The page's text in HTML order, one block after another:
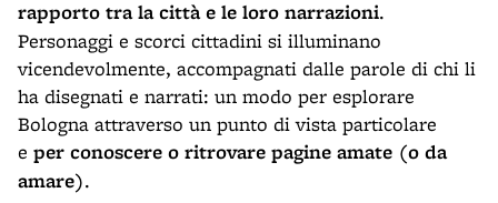
rapporto tra la città e le loro narrazioni.
Personaggi e scorci cittadini si illuminano
vicendevolmente, accompagnati dalle parole di chi li
ha disegnati e narrati: un modo per esplorare
Bologna attraverso un punto di vista particolare
e per conoscere o ritrovare pagine amate (o da
amare).